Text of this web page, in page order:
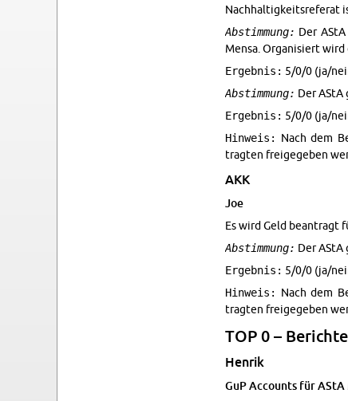
Nach­haltigkeit­sreferat
Abstimmung: Der
Mensa. Or­gan­isiert wird
Ergebnis: 5/0/0 (ja/
Abstimmung: Der AStA
Ergebnis: 5/0/0 (ja/
Hinweis:
Nach dem
tragten freigegeben
AKK
Joe
Es wird Geld beantragt
Abstimmung: Der
Ergebnis: 5/0/0 (ja/
Hinweis:
Nach dem
tragten freigegeben
TOP 0 – Berichte
Hen­rik
GuP Ac­counts für